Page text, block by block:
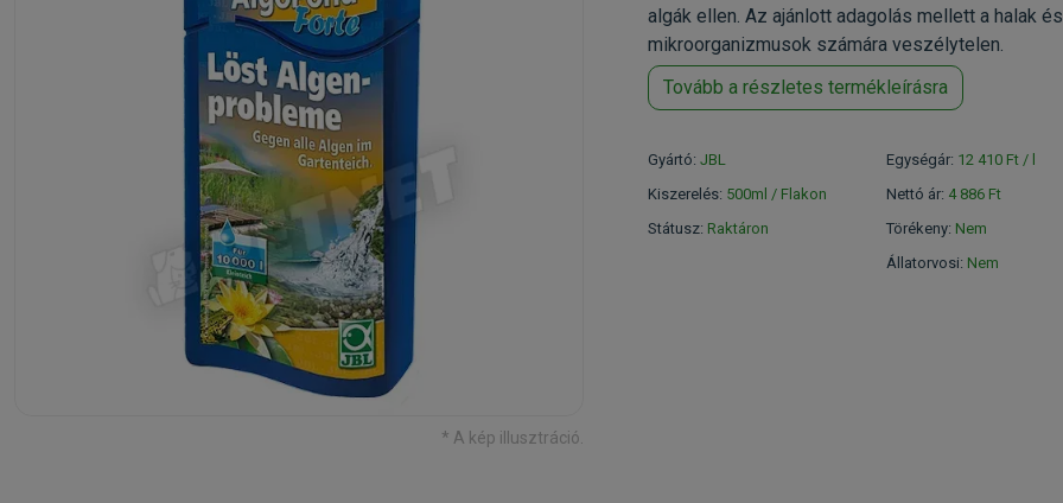
* A kép illusztráció.
algák ellen. Az ajánlott adagolás mellett a halak és
mikroorganizmusok számára veszélytelen.
Tovább a részletes termékleírásra
Gyártó: JBL
Kiszerelés: 500ml / Flakon
Státusz: Raktáron
Egységár: 12 410 Ft / l
Nettó ár: 4 886 Ft
Törékeny: Nem
Állatorvosi: Nem